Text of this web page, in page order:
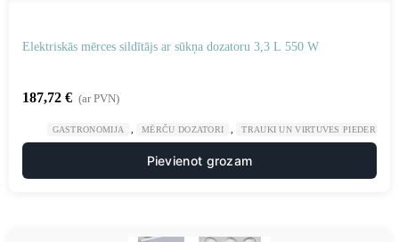
Elektriskās mērces sildītājs ar sūkņa dozatoru 3,3 L 550 W
187,72 € (ar PVN)
GASTRONOMIJA MĒRČU DOZATORI TRAUKI UN VIRTUVES PIEDERUMI
Pievienot grozam